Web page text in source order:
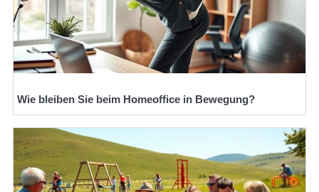
Wie bleiben Sie beim Homeoffice in Bewegung?